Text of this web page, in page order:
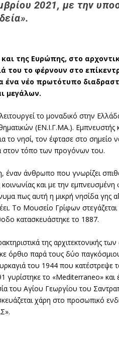
2021, με την
της Ευρώπης, στο
του το φέρνουν στο
ένα νέο πρωτότυπο
μεγάλων.
το μοναδικό στην
(ΕΝ.Ι.Γ.ΜΑ.). Εμπνευστής
νησί, τον έφτασε στο σημείο
στον τόπο των προγόνων του.
έναν άνθρωπο που γνωρίζει
και με την
πως αυτή η μικρή νησίδα γης
Το Μουσείο Γρίφων
κατασκευάστηκε το 1887.
της αρχιτεκτονικής
όρθιο παρά τους δύο
του 1944 που κατέστρεψε
το «Mediterraneo» και
του Αγίου Γεωργίου του
χάρη στο προσωπικό